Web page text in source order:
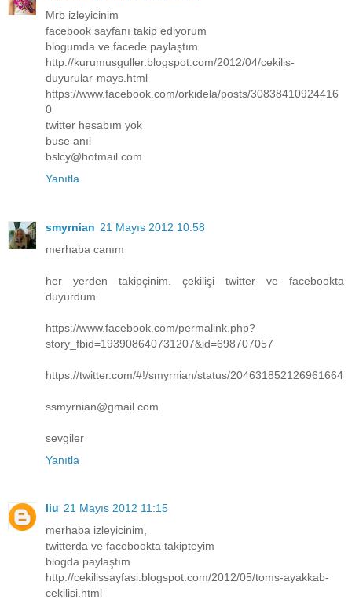
Mrb izleyicinim
facebook sayfanı takip ediyorum
blogumda ve facede paylaştım
http://kurumusguller.blogspot.com/2012/04/cekilis-
duyurular-mays.html
https://www.facebook.com/orkidela/posts/30838410924416
0
twitter hesabım yok
buse anıl
bslcy@hotmail.com
Yanıtla
smyrnian 21 Mayıs 2012 10:58
merhaba canım
her yerden takipçinim. çekilişi twitter ve facebookta
duyurdum
https://www.facebook.com/permalink.php?
story_fbid=193908640731207&id=698707057
https://twitter.com/#!/smyrnian/status/204631852126961664
ssmyrnian@gmail.com
sevgiler
Yanıtla
liu 21 Mayıs 2012 11:15
merhaba izleyicinim,
twitterda ve facebookta takipteyim
blogda paylaştım
http://cekilissayfasi.blogspot.com/2012/05/toms-ayakkab-
cekilisi.html